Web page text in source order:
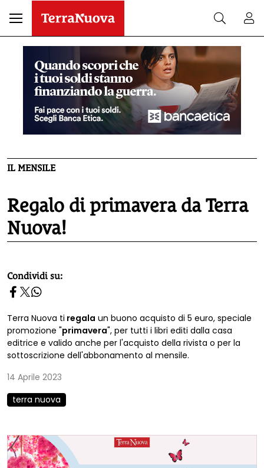
IL MENSILE
Regalo di primavera da Terra
Nuova!
homepage h2
Condividi su:
Terra Nuova ti regala un buono acquisto di 5 euro, speciale
promozione "primavera", per tutti i libri editi dalla casa
editrice e valido anche per l'acquisto della rivista o per la
sottoscrizione dell'abbonamento al mensile.
14 Aprile 2023
terra nuova